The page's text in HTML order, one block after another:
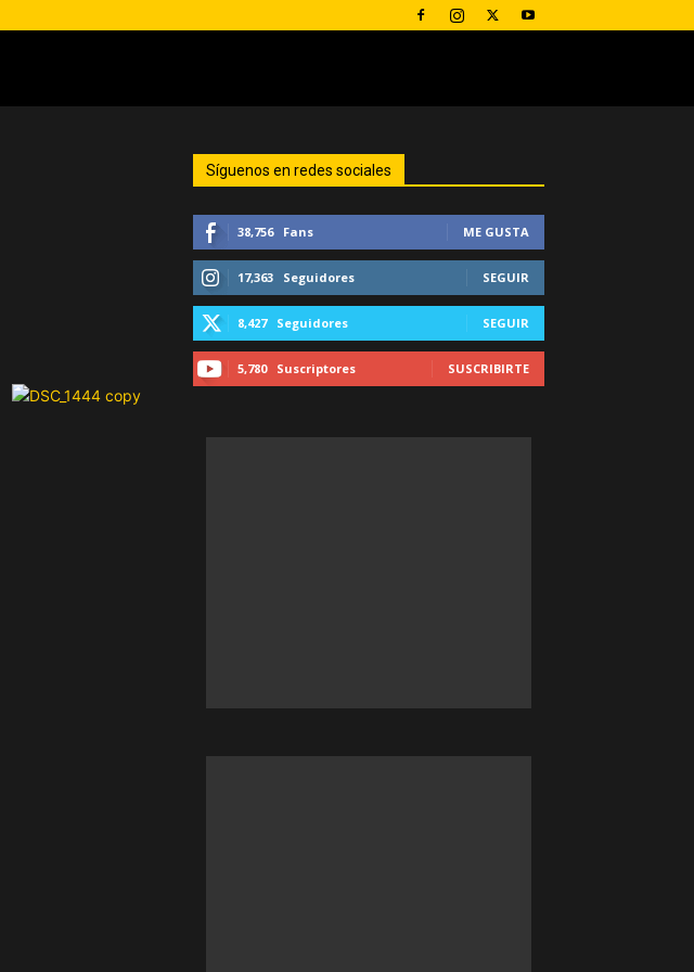
Síguenos en redes sociales
38,756 Fans ME GUSTA
17,363 Seguidores SEGUIR
8,427 Seguidores SEGUIR
5,780 Suscriptores SUSCRIBIRTE